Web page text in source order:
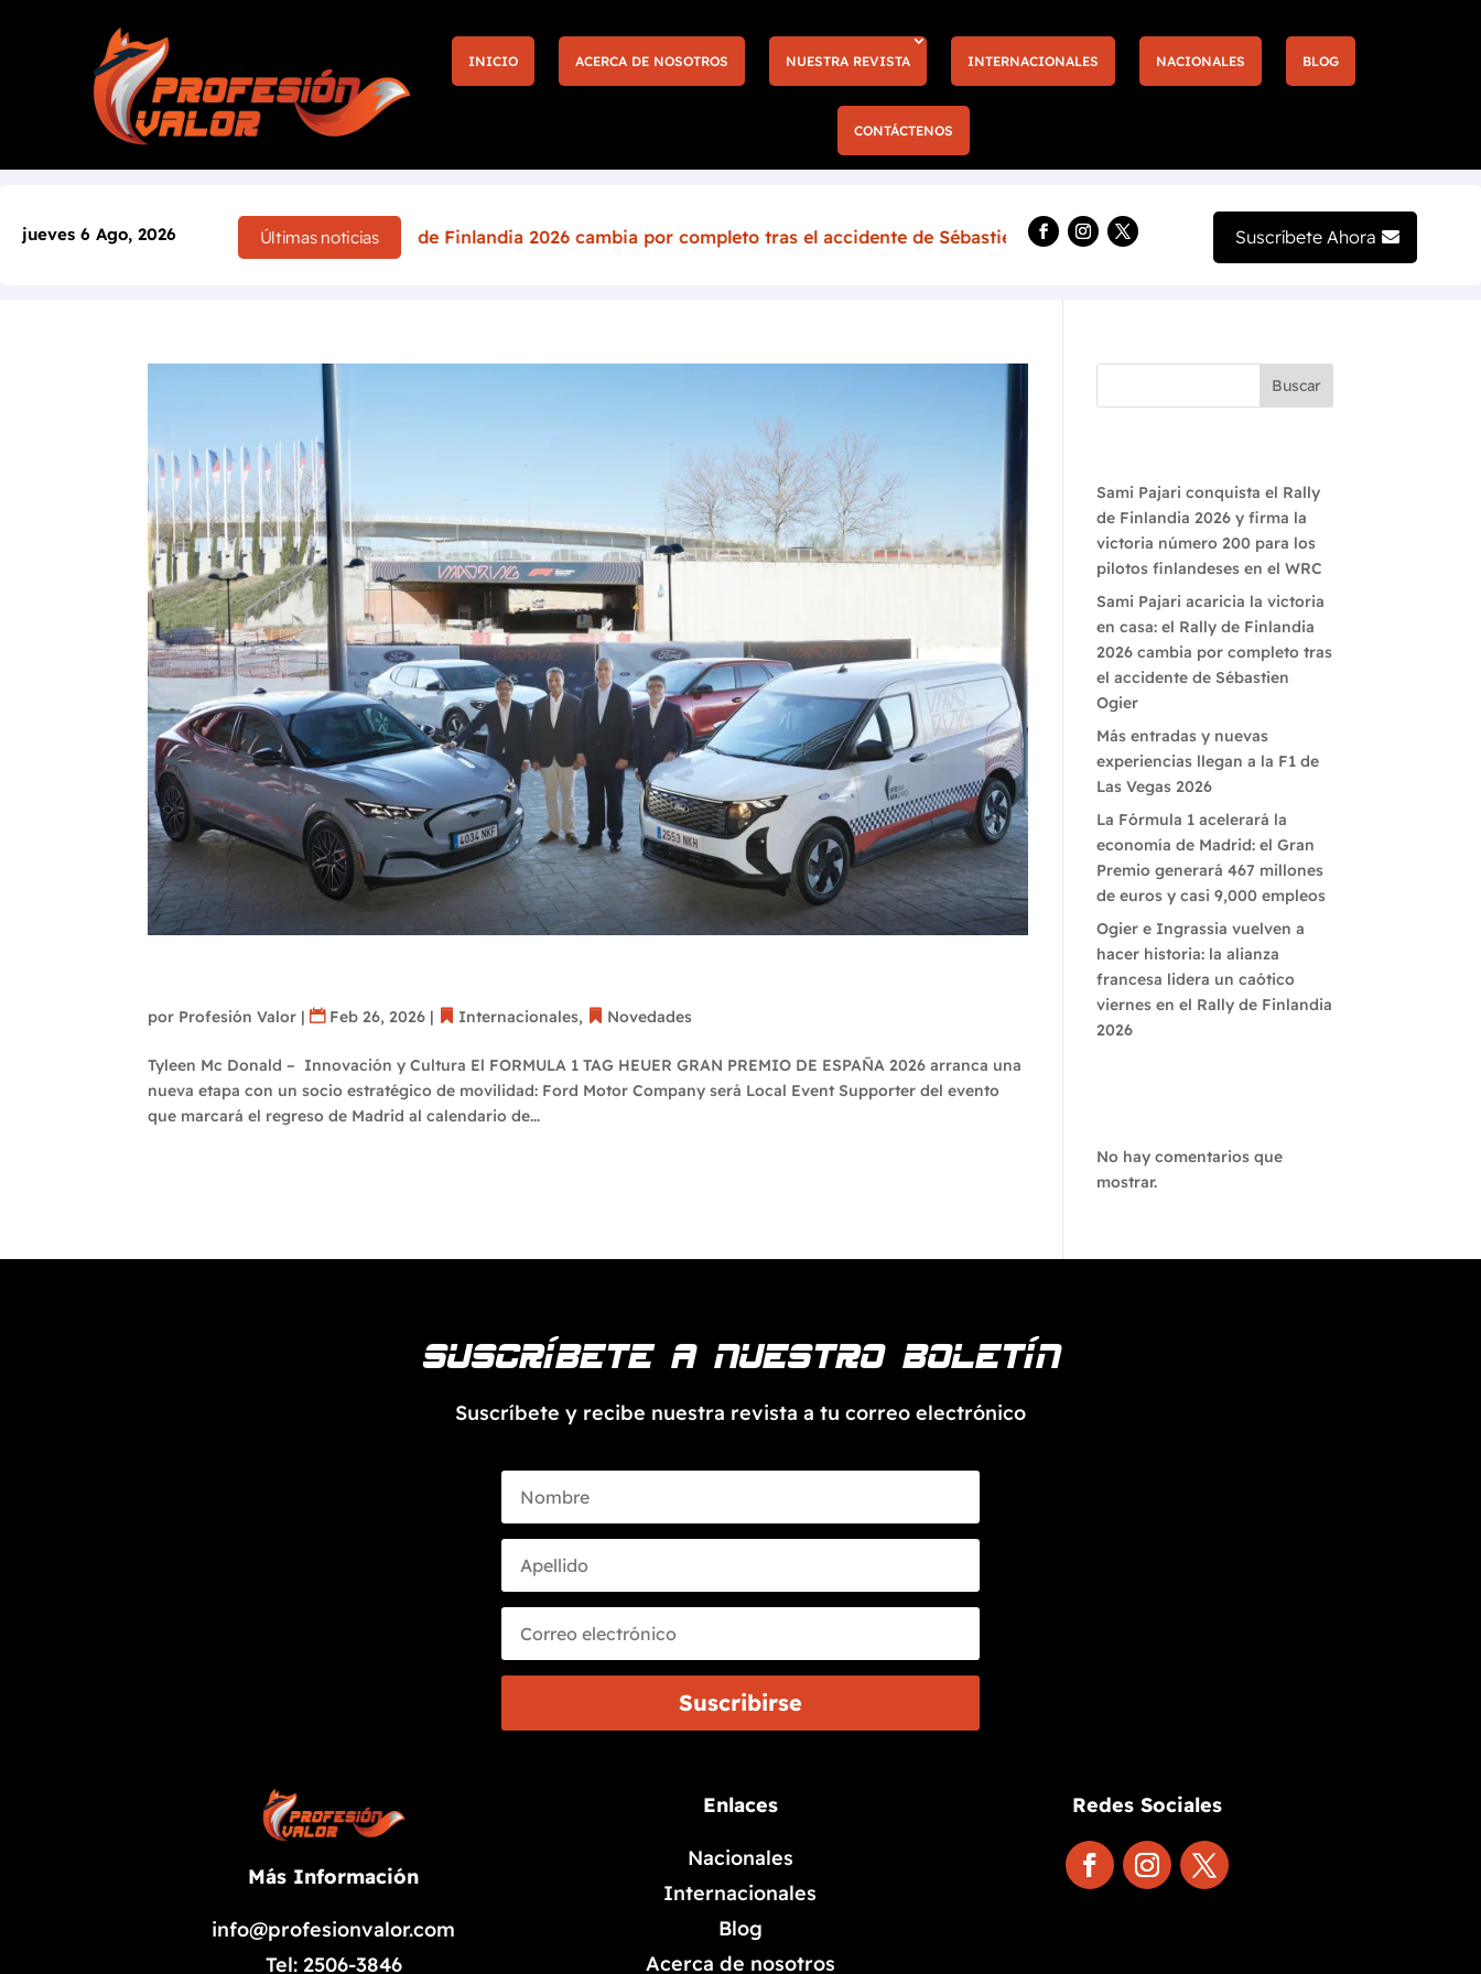
INICIO ACERCA DE NOSOTROS NUESTRA REVISTA INTERNACIONALES NACIONALES BLOG
CONTÁCTENOS
jueves 6 Ago, 2026 Últimas noticias
victoria en casa: el Rally de Finlandia 2026 cambia por completo tras el accidente de Sébastien Ogier Más entradas y nuevas experiencias llegan a la F1 de
Suscríbete Ahora
por Profesión Valor | Feb 26, 2026 | Internacionales, Novedades
Tyleen Mc Donald – Innovación y Cultura El FORMULA 1 TAG HEUER GRAN PREMIO DE ESPAÑA 2026 arranca una
nueva etapa con un socio estratégico de movilidad: Ford Motor Company será Local Event Supporter del evento
que marcará el regreso de Madrid al calendario de...
Buscar
Sami Pajari conquista el Rally
de Finlandia 2026 y firma la
victoria número 200 para los
pilotos finlandeses en el WRC
Sami Pajari acaricia la victoria
en casa: el Rally de Finlandia
2026 cambia por completo tras
el accidente de Sébastien
Ogier
Más entradas y nuevas
experiencias llegan a la F1 de
Las Vegas 2026
La Fórmula 1 acelerará la
economía de Madrid: el Gran
Premio generará 467 millones
de euros y casi 9,000 empleos
Ogier e Ingrassia vuelven a
hacer historia: la alianza
francesa lidera un caótico
viernes en el Rally de Finlandia
2026
No hay comentarios que
mostrar.
Suscríbete a nuestro boletín
Suscríbete y recibe nuestra revista a tu correo electrónico
Suscribirse
Más Información
info@profesionvalor.com
Tel: 2506-3846
Enlaces
Nacionales
Internacionales
Blog
Acerca de nosotros
Redes Sociales